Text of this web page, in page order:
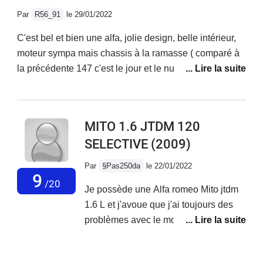
confortable.Très belle sonorité qui donne envie
d'accélerer, même avec la ligne d'origine.Enfin
magnifique design, c'est une voiture très belle à
regarder.
Par R56_91 le 29/01/2022
C'est bel et bien une alfa, jolie design, belle intérieur,
moteur sympa mais chassis à la ramasse ( comparé à
la précédente 147 c'est le jour et le nuit...) Fiabilité à
km...).Je ne l'ai finalement gardé seulement 1 an.2000
du haut moteur (multi air) et entretien classique suite à
quoi une conductrice à gentiment mis fin à mes
souffrances en me refusant une priorité... RIP la mito :)
9 /20
MITO 1.6 JTDM 120
SELECTIVE (2009)
Par §Pas250da le 22/01/2022
Je possède une Alfa romeo Mito jtdm
1.6 L et j'avoue que j'ai toujours des
problèmes avec le moteur au quel